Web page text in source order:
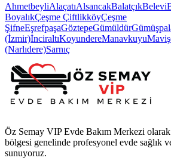
AhmetbeyliAlaçatıAlsancakBalatçıkBelevi
BoyalıkÇeşme ÇiftlikköyÇeşme
ŞifneEşrefpaşaGöztepeGümüldür
(İzmir)İnciraltıKoyundereManavkuyu
(Narlıdere)Sarnıç
Öz Semay VIP Evde Bakım Merkezi
bölgesi genelinde profesyonel evde sağlık
sunuyoruz.